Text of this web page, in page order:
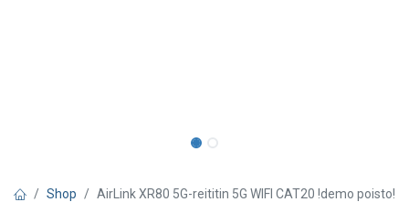
Shop AirLink XR80 5G-reititin 5G WIFI CAT20 !demo poisto!